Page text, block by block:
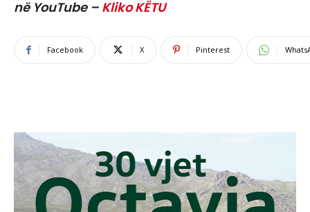
në YouTube – Kliko KËTU
Facebook X Pinterest